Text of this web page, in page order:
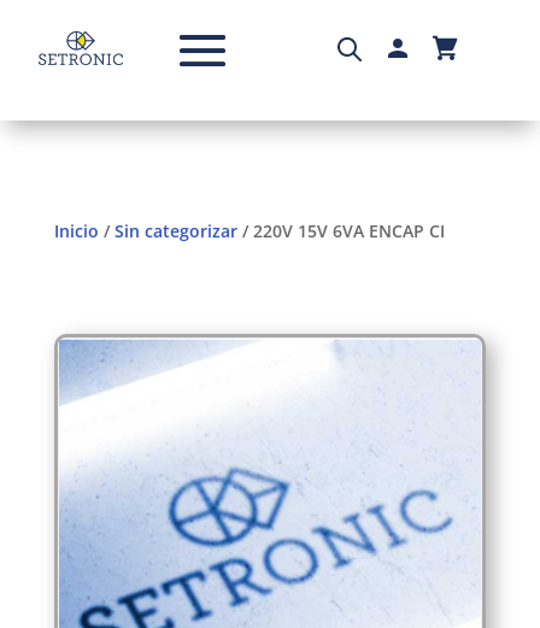
Inicio /Sin categorizar/ 220V 15V 6VA ENCAP CI